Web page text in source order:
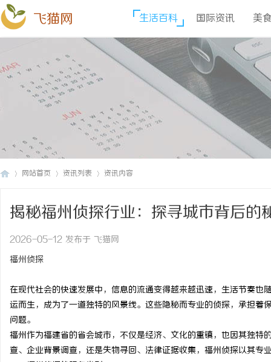
飞猫网 生活百科 国际资讯 美
网站首页 资讯列表 资讯内容
揭秘福州侦探行业：探寻城市背后的
2026-05-12 发布于 飞猫网
福州侦探
在现代社会的快速发展中，信息的流通变得越来越迅速，生活节奏
运而生，成为了一道独特的风景线。这些隐秘而专业的侦探，承担
问题。
福州作为福建省的省会城市，不仅是经济、文化的重镇，也因其独
查、企业背景调查，还是失物寻回、法律证据收集，福州侦探以其专